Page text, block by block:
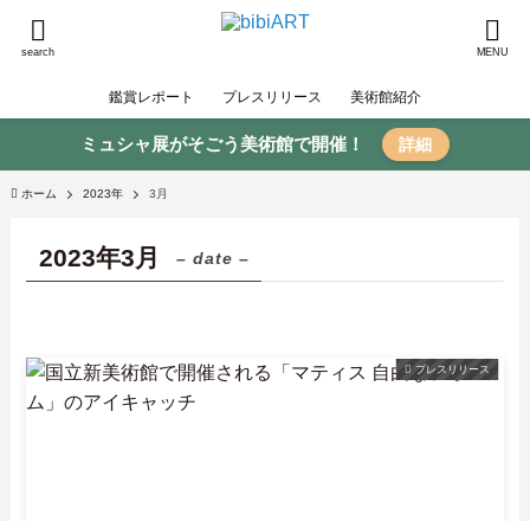
search MENU
鑑賞レポート プレスリリース 美術館紹介
ミュシャ展がそごう美術館で開催！ 詳細
ホーム 2023年 3月
2023年3月 – date –
プレスリリース